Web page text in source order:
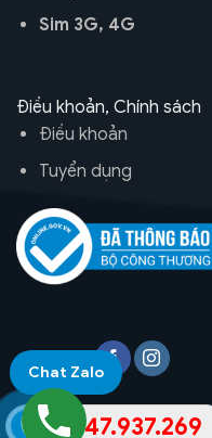
Sim 3G, 4G
Điều khoản, Chính sách
Điều khoản
Tuyển dụng
Theo dõi
Chat Zalo
0947.937.269